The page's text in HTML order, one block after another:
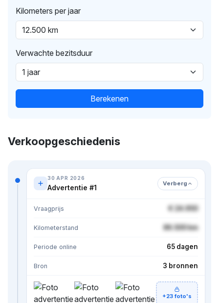
Kilometers per jaar
Verwachte bezitsduur
Berekenen
Verkoopgeschiedenis
30 APR 2026
Advertentie #1 Verberg
Vraagprijs € 24.950
Kilometerstand 86.500 km
Periode online 65 dagen
Bron 3 bronnen
+23 foto's